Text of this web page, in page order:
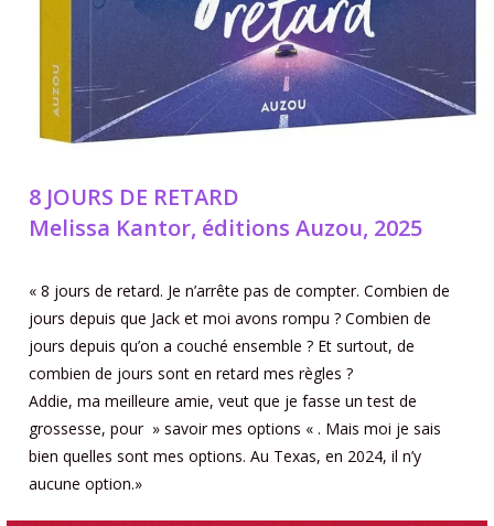
8 JOURS DE RETARD
Melissa Kantor, éditions Auzou, 2025
« 8 jours de retard. Je n’arrête pas de compter. Combien de
jours depuis que Jack et moi avons rompu ? Combien de
jours depuis qu’on a couché ensemble ? Et surtout, de
combien de jours sont en retard mes règles ?
Addie, ma meilleure amie, veut que je fasse un test de
grossesse, pour » savoir mes options « . Mais moi je sais
bien quelles sont mes options. Au Texas, en 2024, il n’y
aucune option.»